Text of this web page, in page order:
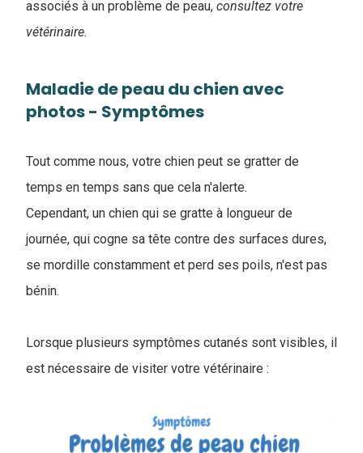
associés à un problème de peau, consultez votre
vétérinaire.
Maladie de peau du chien avec
photos - Symptômes
Tout comme nous, votre chien peut se gratter de
temps en temps sans que cela n'alerte.
Cependant, un chien qui se gratte à longueur de
journée, qui cogne sa tête contre des surfaces dures,
se mordille constamment et perd ses poils, n'est pas
bénin.
Lorsque plusieurs symptômes cutanés sont visibles, il
est nécessaire de visiter votre vétérinaire :